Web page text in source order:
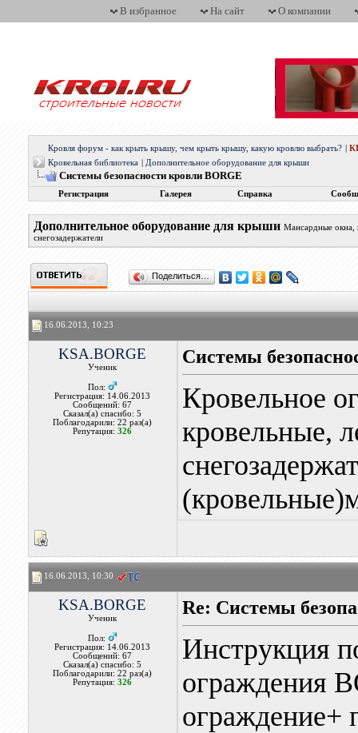
В избранное На сайт О компании
Кровля форум - как крыть крышу, чем крыть крышу, какую кровлю выбрать?
Кровельная библиотека
Дополнительное оборудование для крыши
Системы безопасности кровли BORGE
Регистрация Галерея Справка
Дополнительное оборудование для крыши Мансардные окна,
снегозадержатели
Поделиться…
16.06.2013, 10:23
KSA.BORGE
Ученик
Пол:
Регистрация: 14.06.2013
Сообщений: 67
Сказал(а) спасибо: 5
Поблагодарили: 22 раз(а)
Репутация:326
Системы
Кровельное
кровельные,
16.06.2013, 10:30
KSA.BORGE
Ученик
Пол:
Регистрация: 14.06.2013
Сообщений: 67
Сказал(а) спасибо: 5
Поблагодарили: 22 раз(а)
Репутация:326
Re: Системы
Инструкция
ограждения
ограждение+